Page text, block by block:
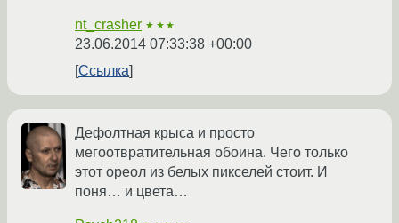
nt_crasher ★★★
23.06.2014 07:33:38 +00:00
Ссылка
Дефолтная крыса и просто
мегоотвратительная обоина. Чего только
этот ореол из белых пикселей стоит. И
поня… и цвета…